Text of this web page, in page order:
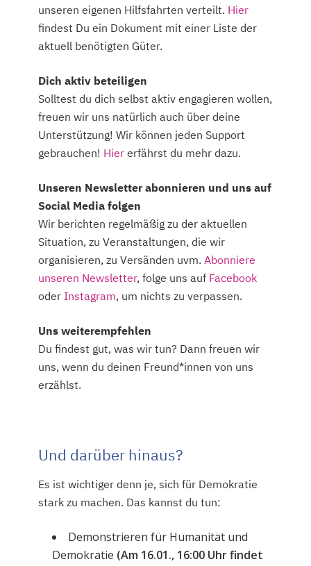
unseren eigenen Hilfsfahrten verteilt. Hier
findest Du ein Dokument mit einer Liste der
aktuell benötigten Güter.
Dich aktiv beteiligen
Solltest du dich selbst aktiv engagieren wollen,
freuen wir uns natürlich auch über deine
Unterstützung! Wir können jeden Support
gebrauchen! Hier erfährst du mehr dazu.
Unseren Newsletter abonnieren und uns auf
Social Media folgen
Wir berichten regelmäßig zu der aktuellen
Situation, zu Veranstaltungen, die wir
organisieren, zu Versänden uvm. Abonniere
unseren Newsletter, folge uns auf Facebook
oder Instagram, um nichts zu verpassen.
Uns weiterempfehlen
Du findest gut, was wir tun? Dann freuen wir
uns, wenn du deinen Freund*innen von uns
erzählst.
Und darüber hinaus?
Es ist wichtiger denn je, sich für Demokratie
stark zu machen. Das kannst du tun:
Demonstrieren für Humanität und
Demokratie (Am 16.01., 16:00 Uhr findet